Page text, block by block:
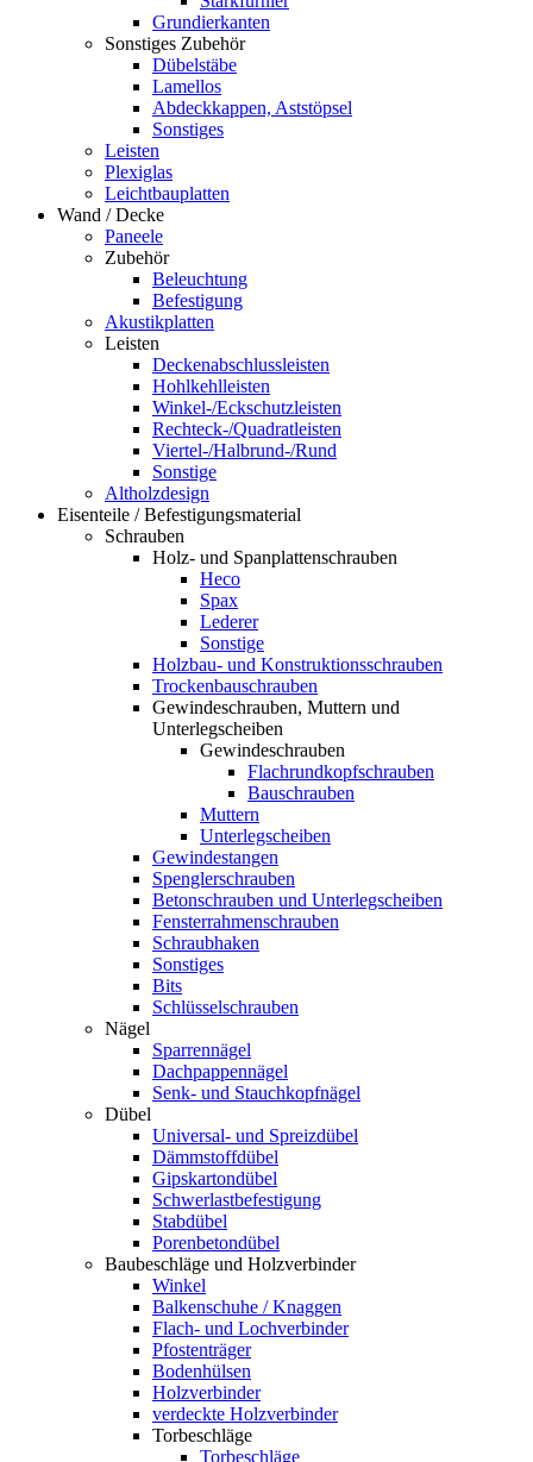
Grundierkanten
Sonstiges Zubehör
Dübelstäbe
Lamellos
Abdeckkappen, Aststöpsel
Sonstiges
Leisten
Plexiglas
Leichtbauplatten
Wand / Decke
Paneele
Zubehör
Beleuchtung
Befestigung
Akustikplatten
Leisten
Deckenabschlussleisten
Hohlkehlleisten
Winkel-/Eckschutzleisten
Rechteck-/Quadratleisten
Viertel-/Halbrund-/Rund
Sonstige
Altholzdesign
Eisenteile / Befestigungsmaterial
Schrauben
Holz- und Spanplattenschrauben
Heco
Spax
Lederer
Sonstige
Holzbau- und Konstruktionsschrauben
Trockenbauschrauben
Gewindeschrauben, Muttern und
Unterlegscheiben
Gewindeschrauben
Flachrundkopfschrauben
Bauschrauben
Muttern
Unterlegscheiben
Gewindestangen
Spenglerschrauben
Betonschrauben und Unterlegscheiben
Fensterrahmenschrauben
Schraubhaken
Sonstiges
Bits
Schlüsselschrauben
Nägel
Sparrennägel
Dachpappennägel
Senk- und Stauchkopfnägel
Dübel
Universal- und Spreizdübel
Dämmstoffdübel
Gipskartondübel
Schwerlastbefestigung
Stabdübel
Porenbetondübel
Baubeschläge und Holzverbinder
Winkel
Balkenschuhe / Knaggen
Flach- und Lochverbinder
Pfostenträger
Bodenhülsen
Holzverbinder
verdeckte Holzverbinder
Torbeschläge
Torbeschläge